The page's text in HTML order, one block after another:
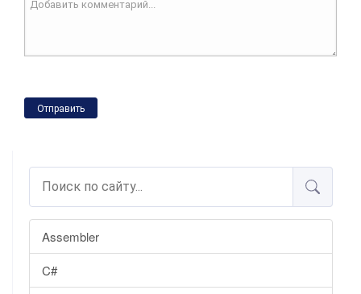
Assembler
C#
Отправить